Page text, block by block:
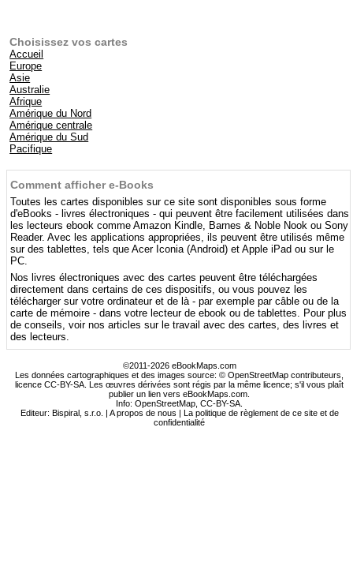
Choisissez vos cartes
Accueil
Europe
Asie
Australie
Afrique
Amérique du Nord
Amérique centrale
Amérique du Sud
Pacifique
Comment afficher e-Books
Toutes les cartes disponibles sur ce site sont disponibles sous forme
d'eBooks - livres électroniques - qui peuvent être facilement utilisées dans
les lecteurs ebook comme Amazon Kindle, Barnes & Noble Nook ou Sony
Reader. Avec les applications appropriées, ils peuvent être utilisés même
sur des tablettes, tels que Acer Iconia (Android) et Apple iPad ou sur le
PC.
Nos livres électroniques avec des cartes peuvent être téléchargées
directement dans certains de ces dispositifs, ou vous pouvez les
télécharger sur votre ordinateur et de là - par exemple par câble ou de la
carte de mémoire - dans votre lecteur de ebook ou de tablettes. Pour plus
de conseils, voir nos articles sur le travail avec des cartes, des livres et
des lecteurs.
©2011-2026 eBookMaps.com
Les données cartographiques et des images source: © OpenStreetMap contributeurs,
licence CC-BY-SA. Les œuvres dérivées sont régis par la même licence; s'il vous plaît
publier un lien vers eBookMaps.com.
Info:OpenStreetMap ,CC-BY-SA
Editeur: Bispiral, s.r.o. | A propos de nous | La politique de règlement de ce site et de
confidentialité